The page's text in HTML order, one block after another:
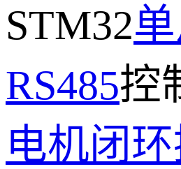
STM32
RS485控
电机闭环